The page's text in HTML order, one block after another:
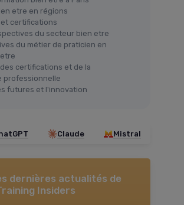
etre en régions
certifications
du secteur bien etre
du métier de praticien en
certifications et de la
professionnelle
futures et l'innovation
Claude Mistral
dernières actualités de
Insiders